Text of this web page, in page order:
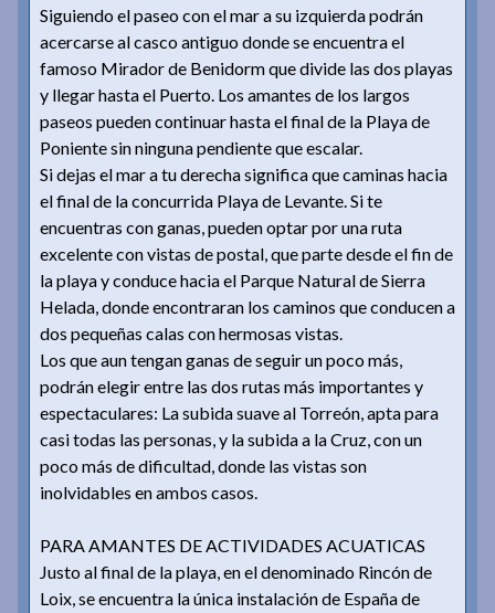
Siguiendo el paseo con el mar a su izquierda podrán
acercarse al casco antiguo donde se encuentra el
famoso Mirador de Benidorm que divide las dos playas
y llegar hasta el Puerto. Los amantes de los largos
paseos pueden continuar hasta el final de la Playa de
Poniente sin ninguna pendiente que escalar.
Si dejas el mar a tu derecha significa que caminas hacia
el final de la concurrida Playa de Levante. Si te
encuentras con ganas, pueden optar por una ruta
excelente con vistas de postal, que parte desde el fin de
la playa y conduce hacia el Parque Natural de Sierra
Helada, donde encontraran los caminos que conducen a
dos pequeñas calas con hermosas vistas.
Los que aun tengan ganas de seguir un poco más,
podrán elegir entre las dos rutas más importantes y
espectaculares: La subida suave al Torreón, apta para
casi todas las personas, y la subida a la Cruz, con un
poco más de dificultad, donde las vistas son
inolvidables en ambos casos.
PARA AMANTES DE ACTIVIDADES ACUATICAS
Justo al final de la playa, en el denominado Rincón de
Loix, se encuentra la única instalación de España de